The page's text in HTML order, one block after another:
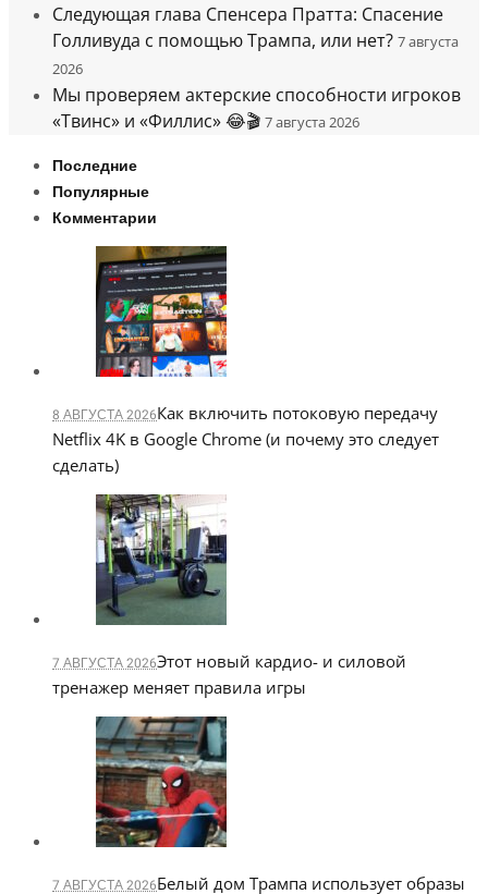
Следующая глава Спенсера Пратта: Спасение
Голливуда с помощью Трампа, или нет? 7 августа
2026
Мы проверяем актерские способности игроков
«Твинс» и «Филлис» 😂🎬 7 августа 2026
Последние
Популярные
Комментарии
8 АВГУСТА 2026Как включить потоковую передачу
Netflix 4K в Google Chrome (и почему это следует
сделать)
7 АВГУСТА 2026Этот новый кардио- и силовой
тренажер меняет правила игры
7 АВГУСТА 2026Белый дом Трампа использует образы